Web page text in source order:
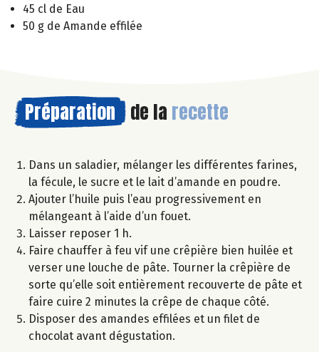
45 cl de Eau
50 g de Amande effilée
Préparation de la recette
Dans un saladier, mélanger les différentes farines,
la fécule, le sucre et le lait d’amande en poudre.
Ajouter l’huile puis l’eau progressivement en
mélangeant à l’aide d’un fouet.
Laisser reposer 1 h.
Faire chauffer à feu vif une crêpière bien huilée et
verser une louche de pâte. Tourner la crêpière de
sorte qu’elle soit entièrement recouverte de pâte et
faire cuire 2 minutes la crêpe de chaque côté.
Disposer des amandes effilées et un filet de
chocolat avant dégustation.